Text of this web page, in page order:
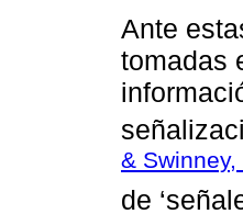
Ante
tomadas
& Swinney,
de